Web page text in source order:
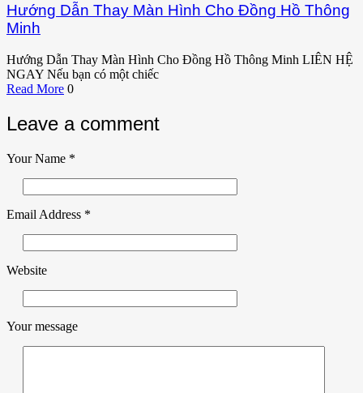
Hướng Dẫn Thay Màn Hình Cho Đồng Hồ Thông
Minh
Hướng Dẫn Thay Màn Hình Cho Đồng Hồ Thông Minh LIÊN HỆ
NGAY Nếu bạn có một chiếc
Read More 0
Leave a comment
Your Name *
Email Address *
Website
Your message